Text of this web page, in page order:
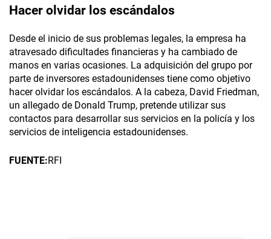
Hacer olvidar los escándalos
Desde el inicio de sus problemas legales, la empresa ha
atravesado dificultades financieras y ha cambiado de
manos en varias ocasiones. La adquisición del grupo por
parte de inversores estadounidenses tiene como objetivo
hacer olvidar los escándalos. A la cabeza, David Friedman,
un allegado de Donald Trump, pretende utilizar sus
contactos para desarrollar sus servicios en la policía y los
servicios de inteligencia estadounidenses.
FUENTE:RFI